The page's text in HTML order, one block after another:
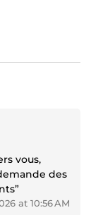
vous,
des
at 10:56 AM